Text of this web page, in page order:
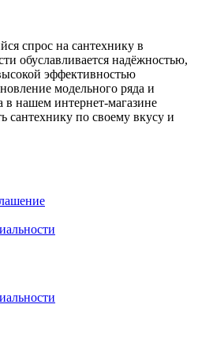
спрос на сантехнику в
обуславливается надёжностью,
эффективностью
модельного ряда и
в нашем интернет-магазине
сантехнику по своему вкусу и